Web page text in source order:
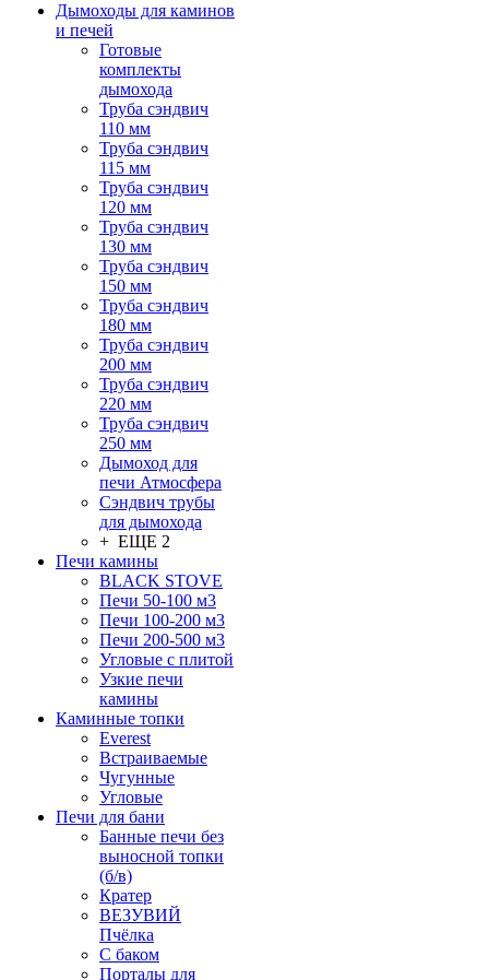
Дымоходы для каминов
и печей
Готовые
комплекты
дымохода
Труба сэндвич
110 мм
Труба сэндвич
115 мм
Труба сэндвич
120 мм
Труба сэндвич
130 мм
Труба сэндвич
150 мм
Труба сэндвич
180 мм
Труба сэндвич
200 мм
Труба сэндвич
220 мм
Труба сэндвич
250 мм
Дымоход для
печи Атмосфера
Сэндвич трубы
для дымохода
+ ЕЩЕ 2
Печи камины
BLACK STOVE
Печи 50-100 м3
Печи 100-200 м3
Печи 200-500 м3
Угловые с плитой
Узкие печи
камины
Каминные топки
Everest
Встраиваемые
Чугунные
Угловые
Печи для бани
Банные печи без
выносной топки
(б/в)
Кратер
ВЕЗУВИЙ
Пчёлка
С баком
Порталы для